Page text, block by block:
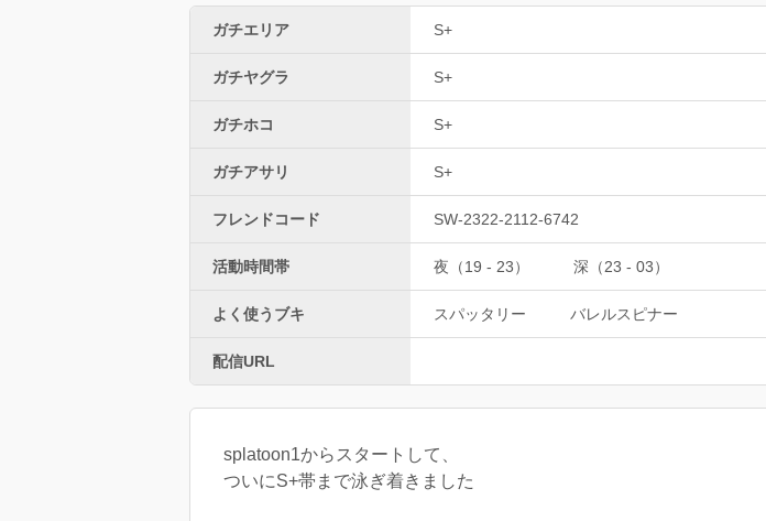
ガチエリア S+
ガチヤグラ S+
ガチホコ S+
ガチアサリ S+
フレンドコード SW-2322-2112-6742
活動時間帯 夜（19 - 23） 深（23 - 03）
よく使うブキ スパッタリー バレルスピナー
配信URL
splatoon1からスタートして、
ついにS+帯まで泳ぎ着きました